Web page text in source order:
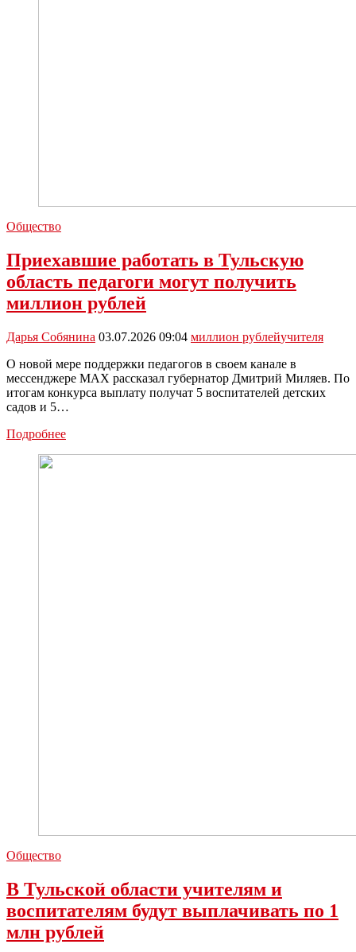
Общество
Приехавшие работать в Тульскую
область педагоги могут получить
миллион рублей
Дарья Собянина 03.07.2026 09:04 миллион рублейучителя
О новой мере поддержки педагогов в своем канале в
мессенджере MAX рассказал губернатор Дмитрий Миляев. По
итогам конкурса выплату получат 5 воспитателей детских
садов и 5…
ПодробнееПриехавшие
Общество
В Тульской области учителям и
воспитателям будут выплачивать по 1
млн рублей